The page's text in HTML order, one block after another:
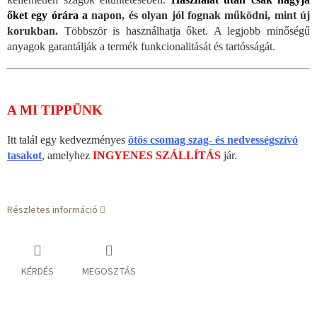
őket egy órára a napon, és olyan jól fognak működni, mint új
korukban. Többször is használhatja őket. A legjobb minőségű
anyagok garantálják a termék funkcionalitását és tartósságát.
A MI TIPPÜNK
Itt talál egy kedvezményes ötös csomag szag- és nedvességszívó
tasakot, amelyhez INGYENES SZÁLLÍTÁS jár.
Részletes információ
KÉRDÉS MEGOSZTÁS